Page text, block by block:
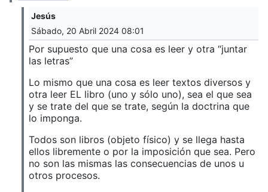
Jesús
Sábado, 20 Abril 2024 08:01
Por supuesto que una cosa es leer y otra “juntar
las letras”
Lo mismo que una cosa es leer textos diversos y
otra leer EL libro (uno y sólo uno), sea el que sea
y se trate del que se trate, según la doctrina que
lo imponga.
Todos son libros (objeto físico) y se llega hasta
ellos libremente o por la imposición que sea. Pero
no son las mismas las consecuencias de unos u
otros procesos.